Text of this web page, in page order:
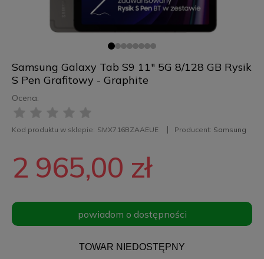
Samsung Galaxy Tab S9 11" 5G 8/128 GB Rysik
S Pen Grafitowy - Graphite
Ocena:
Kod produktu w sklepie: SMX716BZAAEUE Producent: Samsung
2 965,00 zł
powiadom o dostępności
TOWAR NIEDOSTĘPNY